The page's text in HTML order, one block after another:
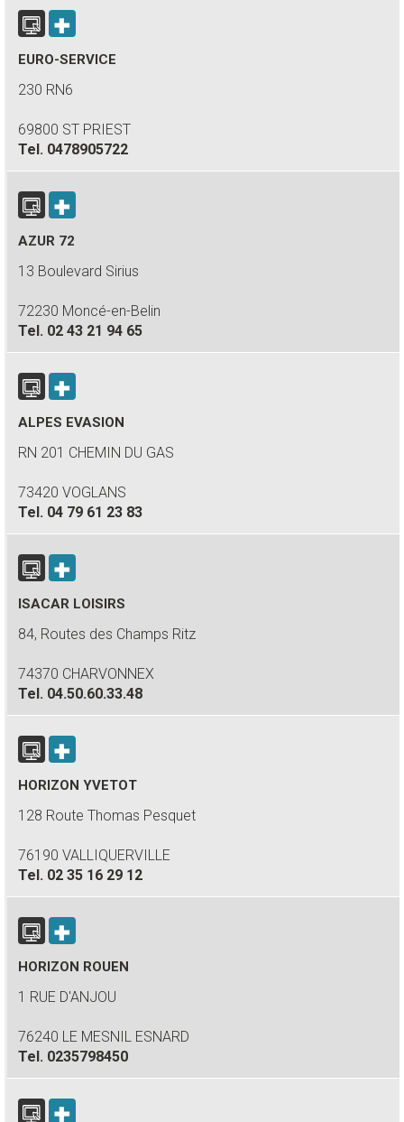
EURO-SERVICE
230 RN6
69800 ST PRIEST
Tel. 0478905722
AZUR 72
13 Boulevard Sirius
72230 Moncé-en-Belin
Tel. 02 43 21 94 65
ALPES EVASION
RN 201 CHEMIN DU GAS
73420 VOGLANS
Tel. 04 79 61 23 83
ISACAR LOISIRS
84, Routes des Champs Ritz
74370 CHARVONNEX
Tel. 04.50.60.33.48
HORIZON YVETOT
128 Route Thomas Pesquet
76190 VALLIQUERVILLE
Tel. 02 35 16 29 12
HORIZON ROUEN
1 RUE D'ANJOU
76240 LE MESNIL ESNARD
Tel. 0235798450